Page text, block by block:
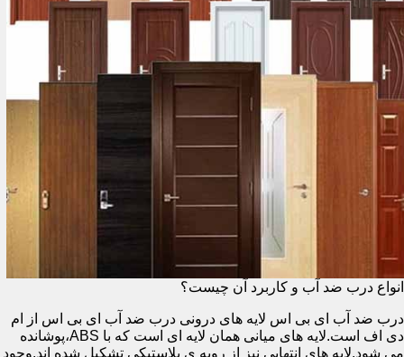
انواع درب ضد آب و کاربرد آن چیست؟
درب ضد آب ای بی اس لایه های درونی درب ضد آب ای بی اس از ام
دی اف است.لایه های میانی همان لایه ای است که با ABS،پوشانده
می شود.لایه های انتهایی نیز از رویه ی پلاستیکی تشکیل شده اند.وجود